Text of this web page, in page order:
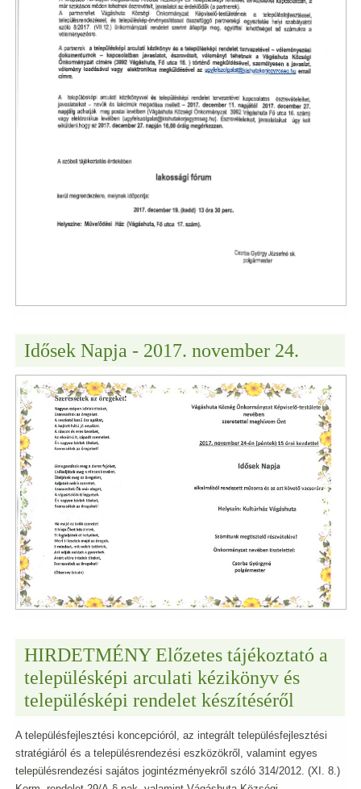
Idősek Napja - 2017. november 24.
HIRDETMÉNY Előzetes tájékoztató a
településképi arculati kézikönyv és
településképi rendelet készítéséről
A településfejlesztési koncepcióról, az integrált településfejlesztési
stratégiáról és a településrendezési eszközökről, valamint egyes
településrendezési sajátos jogintézményekről szóló 314/2012. (XI. 8.)